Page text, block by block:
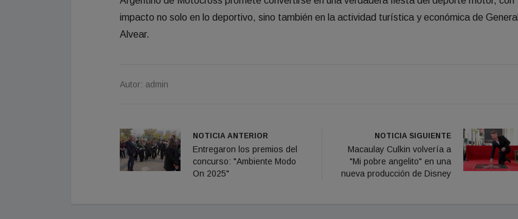
impacto no solo en lo deportivo, sino también en la actividad turística y económica de General
Alvear.
Autor: admin
NOTICIA ANTERIOR
Entregaron los premios del
concurso: "Ambiente Modo
On 2025"
NOTICIA SIGUIENTE
Macaulay Culkin volvería a
"Mi pobre angelito" en una
nueva producción de Disney